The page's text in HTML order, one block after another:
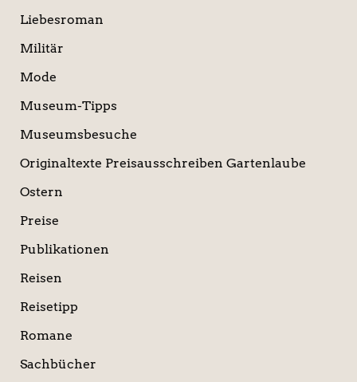
Liebesroman
Militär
Mode
Museum-Tipps
Museumsbesuche
Originaltexte Preisausschreiben Gartenlaube
Ostern
Preise
Publikationen
Reisen
Reisetipp
Romane
Sachbücher